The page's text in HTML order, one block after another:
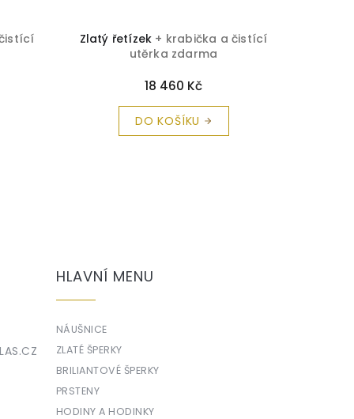
Zlatý řetízek + krabička a čistící
utěrka zdarma
18 460 Kč
DO KOŠÍKU
HLAVNÍ MENU
NÁUŠNICE
ZLATÉ ŠPERKY
BRILIANTOVÉ ŠPERKY
PRSTENY
HODINY A HODINKY